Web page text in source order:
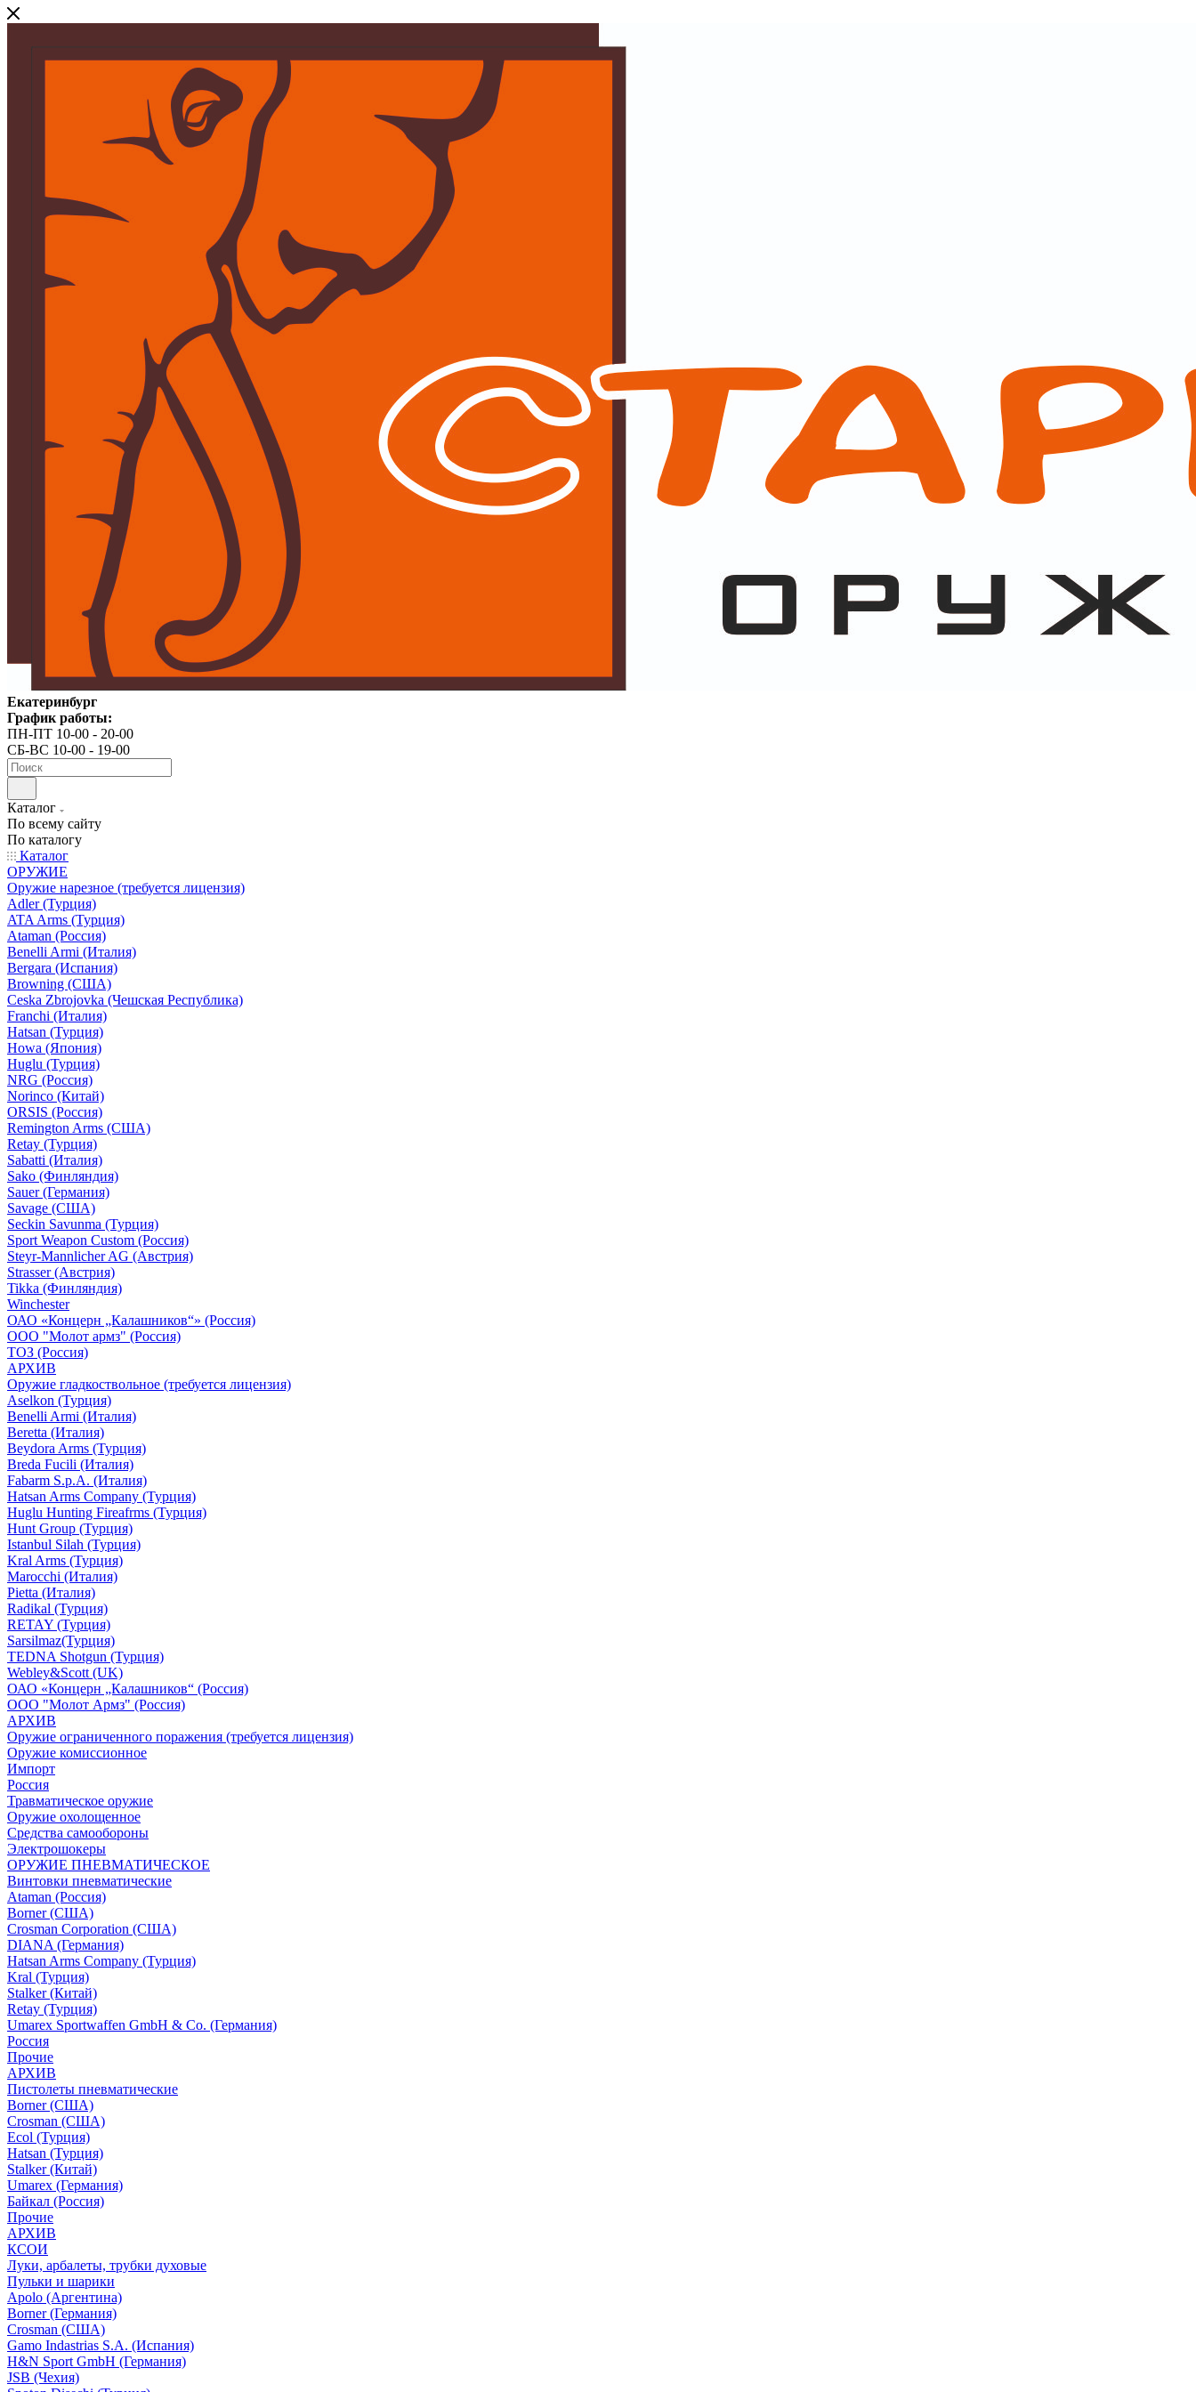
Екатеринбург
График работы:
ПН-ПТ 10-00 - 20-00
СБ-ВС 10-00 - 19-00
Каталог
По всему сайту
По каталогу
Каталог
ОРУЖИЕ
Оружие нарезное (требуется лицензия)
Adler (Турция)
ATA Arms (Турция)
Ataman (Россия)
Benelli Armi (Италия)
Bergara (Испания)
Browning (США)
Ceska Zbrojovka (Чешская Республика)
Franchi (Италия)
Hatsan (Турция)
Howa (Япония)
Huglu (Турция)
NRG (Россия)
Norinco (Китай)
ORSIS (Россия)
Remington Arms (США)
Retay (Турция)
Sabatti (Италия)
Sako (Финляндия)
Sauer (Германия)
Savage (США)
Seckin Savunma (Турция)
Sport Weapon Custom (Россия)
Steyr-Mannlicher AG (Австрия)
Strasser (Австрия)
Tikka (Финляндия)
Winchester
ОАО «Концерн „Калашников“» (Россия)
ООО "Молот армз" (Россия)
ТОЗ (Россия)
АРХИВ
Оружие гладкоствольное (требуется лицензия)
Aselkon (Турция)
Benelli Armi (Италия)
Beretta (Италия)
Beydora Arms (Турция)
Breda Fucili (Италия)
Fabarm S.p.A. (Италия)
Hatsan Arms Company (Турция)
Huglu Hunting Fireafrms (Турция)
Hunt Group (Турция)
Istanbul Silah (Турция)
Kral Arms (Турция)
Marocchi (Италия)
Pietta (Италия)
Radikal (Турция)
RETAY (Турция)
Sarsilmaz(Турция)
TEDNA Shotgun (Турция)
Webley&Scott (UK)
ОАО «Концерн „Калашников“ (Россия)
ООО "Молот Армз" (Россия)
АРХИВ
Оружие ограниченного поражения (требуется лицензия)
Оружие комиссионное
Импорт
Россия
Травматическое оружие
Оружие охолощенное
Средства самообороны
Электрошокеры
ОРУЖИЕ ПНЕВМАТИЧЕСКОЕ
Винтовки пневматические
Ataman (Россия)
Borner (США)
Crosman Corporation (США)
DIANA (Германия)
Hatsan Arms Company (Турция)
Kral (Турция)
Stalker (Китай)
Retay (Турция)
Umarex Sportwaffen GmbH & Co. (Германия)
Россия
Прочие
АРХИВ
Пистолеты пневматические
Borner (США)
Crosman (США)
Ecol (Турция)
Hatsan (Турция)
Stalker (Китай)
Umarex (Германия)
Байкал (Россия)
Прочие
АРХИВ
КСОИ
Луки, арбалеты, трубки духовые
Пульки и шарики
Apolo (Аргентина)
Borner (Германия)
Crosman (США)
Gamo Indastrias S.A. (Испания)
H&N Sport GmbH (Германия)
JSB (Чехия)